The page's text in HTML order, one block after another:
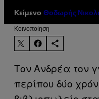
Κείμενο Θοδωρής
Kοινοποίηση
Τον Ανδρέα τον
περίπου δύο